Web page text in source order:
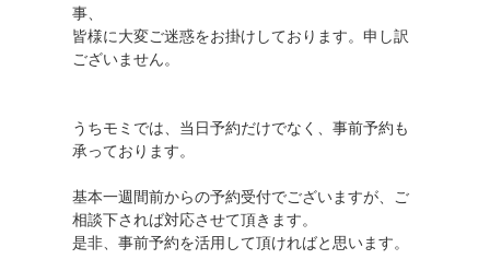
事、
皆様に大変ご迷惑をお掛けしております。申し訳
ございません。
うちモミでは、当日予約だけでなく、事前予約も
承っております。
基本一週間前からの予約受付でございますが、ご
相談下されば対応させて頂きます。
是非、事前予約を活用して頂ければと思います。